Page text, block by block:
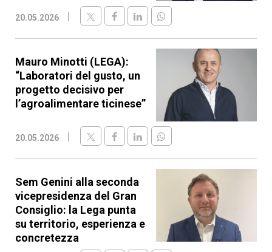
20.05.2026
Mauro Minotti (LEGA):
“Laboratori del gusto, un
progetto decisivo per
l’agroalimentare ticinese”
20.05.2026
Sem Genini alla seconda
vicepresidenza del Gran
Consiglio: la Lega punta
su territorio, esperienza e
concretezza